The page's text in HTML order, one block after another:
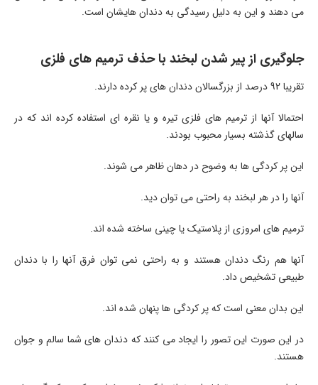
می دهند و این به دلیل رسیدگی به دندان هایشان است.
جلوگیری از پیر شدن لبخند با حذف ترمیم های فلزی
تقریبا 92 درصد از بزرگسالان دندان های پر کرده دارند.
احتمالا آنها از ترمیم های فلزی تیره و یا نقره ای استفاده کرده اند که در
سالهای گذشته بسیار محبوب بودند.
این پر کردگی ها به وضوح در دهان ظاهر می شوند.
آنها را در هر لبخند به راحتی می توان دید.
ترمیم های امروزی از پلاستیک یا چینی ساخته شده اند.
آنها هم رنگ دندان هستند و به راحتی نمی توان فرق آنها را با دندان
طبیعی تشخیص داد.
این بدان معنی است که پر کردگی ها پنهان شده اند.
در این صورت این تصور را ایجاد می کنند که دندان های شما سالم و جوان
هستند.